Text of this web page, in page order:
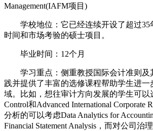
Management(IAFM项目)
学校地位：它已经连续开设了超过35
时间和市场考验的硕士项目。
毕业时间：12个月
学习重点：侧重教授国际会计准则及
践并提供了丰富的选修课程帮助学生进一
域。比如，想往审计方向发展的学生可以
Control和Advanced International Corporate
分析的可以考虑Data Analytics for
Financial Statement Analysis，而对公司治